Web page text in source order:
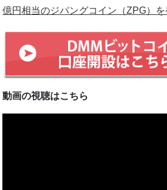
億円相当のジパングコイン（ZPG）
動画の視聴はこちら